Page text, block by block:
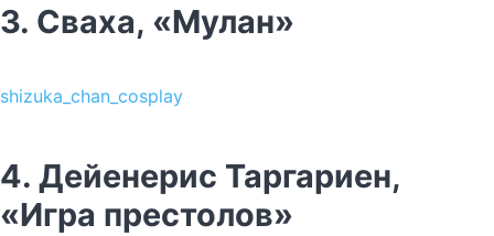
3. Сваха, «Мулан»
shizuka_chan_cosplay
4. Дейенерис Таргариен,
«Игра престолов»